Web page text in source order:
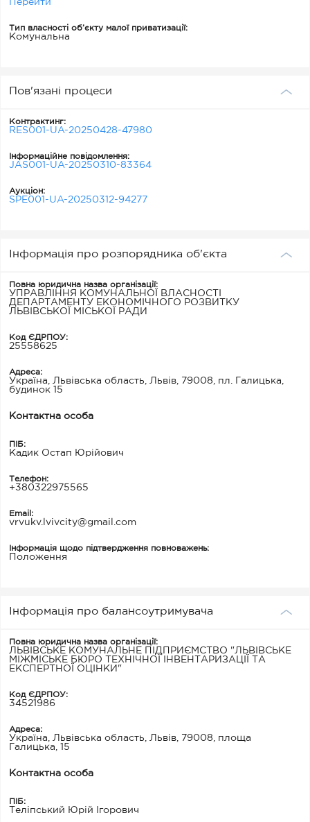
Перейти
Тип власності об’єкту малої приватизації:
Комунальна
Пов'язані процеси
Контрактинг:
RES001-UA-20250428-47980
Інформаційне повідомлення:
JAS001-UA-20250310-83364
Аукціон:
SPE001-UA-20250312-94277
Інформація про розпорядника об'єкта
Повна юридична назва організації:
УПРАВЛІННЯ КОМУНАЛЬНОЇ ВЛАСНОСТІ
ДЕПАРТАМЕНТУ ЕКОНОМІЧНОГО РОЗВИТКУ
ЛЬВІВСЬКОЇ МІСЬКОЇ РАДИ
Код ЄДРПОУ:
25558625
Адреса:
Україна, Львівська область, Львів, 79008, пл. Галицька,
будинок 15
Контактна особа
ПІБ:
Кадик Остап Юрійович
Телефон:
+380322975565
Email:
vrvukv.lvivcity@gmail.com
Інформація щодо підтвердження повноважень:
Положення
Інформація про балансоутримувача
Повна юридична назва організації:
ЛЬВІВСЬКЕ КОМУНАЛЬНЕ ПІДПРИЄМСТВО "ЛЬВІВСЬКЕ
МІЖМІСЬКЕ БЮРО ТЕХНІЧНОЇ ІНВЕНТАРИЗАЦІЇ ТА
ЕКСПЕРТНОЇ ОЦІНКИ"
Код ЄДРПОУ:
34521986
Адреса:
Україна, Львівська область, Львів, 79008, площа
Галицька, 15
Контактна особа
ПІБ:
Теліпський Юрій Ігорович